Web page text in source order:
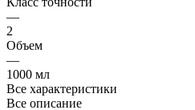
—
2
Объем
—
1000 мл
Все характеристики
Все описание